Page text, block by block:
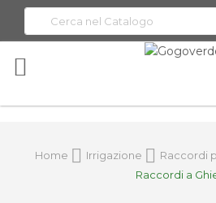
Home Irrigazione
Raccordi
Raccordi a